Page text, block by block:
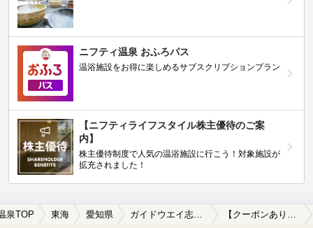
ニフティ温泉 おふろパス
温浴施設をお得に楽しめるサブスクリプションプラン
【ニフティライフスタイル株主優待のご案
内】
株主優待制度で人気の温浴施設に行こう！対象施設が
拡充されました！
泉TOP 東海 愛知県 ガイドウエイ志段味 【クーポンあり】宿泊できるガイドウエイ志段味周辺の温泉、日帰り温泉、スーパー銭湯を探す